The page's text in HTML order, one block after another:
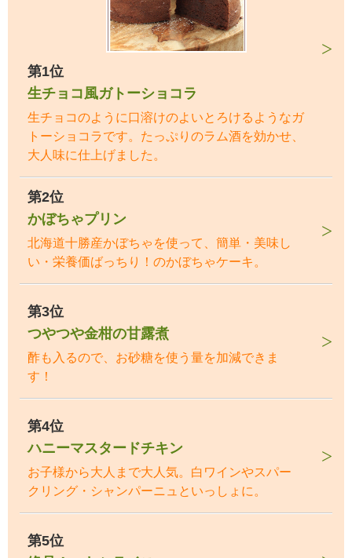
第1位
生チョコ風ガトーショコラ
生チョコのように口溶けのよいとろけるようなガ
トーショコラです。たっぷりのラム酒を効かせ、
大人味に仕上げました。
第2位
かぼちゃプリン
北海道十勝産かぼちゃを使って、簡単・美味し
い・栄養価ばっちり！のかぼちゃケーキ。
第3位
つやつや金柑の甘露煮
酢も入るので、お砂糖を使う量を加減できま
す！
第4位
ハニーマスタードチキン
お子様から大人まで大人気。白ワインやスパー
クリング・シャンパーニュといっしょに。
第5位